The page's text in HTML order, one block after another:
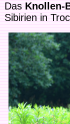
DasKnollen-
Sibirien in